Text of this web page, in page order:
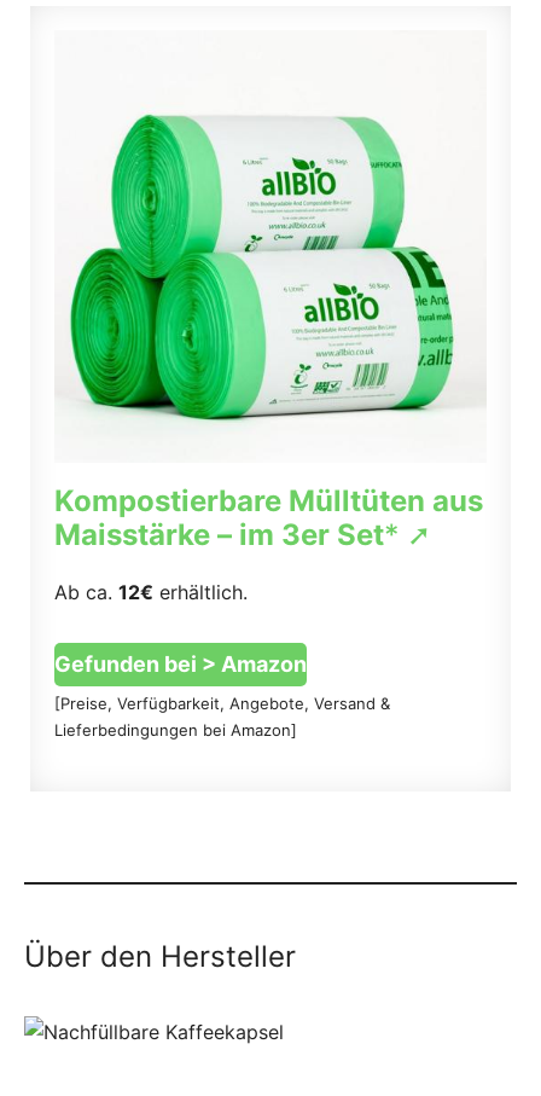
Kompostierbare Mülltüten aus
Maisstärke – im 3er Set* ➚
Ab ca. 12€ erhältlich.
Gefunden bei > Amazon
[Preise, Verfügbarkeit, Angebote, Versand &
Lieferbedingungen bei Amazon]
Über den Hersteller